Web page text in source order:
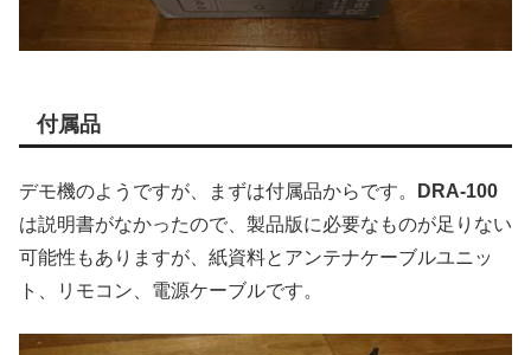
付属品
デモ機のようですが、まずは付属品からです。
DRA-100
は説明書がなかったので、製品版に必要なものが足りない
可能性もありますが、紙資料とアンテナケーブルユニッ
ト、リモコン、電源ケーブルです。